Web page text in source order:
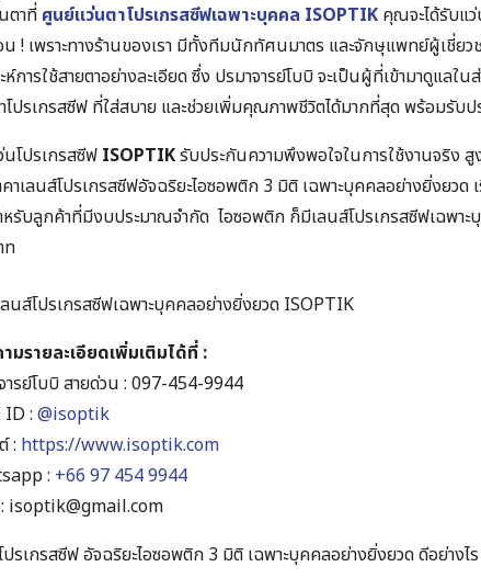
ตาที่ ศูนย์แว่นตาโปรเกรสซีฟเฉพาะบุคคล ISOPTIK คุณจะได้รับแ
! เพราะทางร้านของเรา มีทั้งทีมนักทัศนมาตร และจักษุแพทย์ผู้เชี่ย
ะห์การใช้สายตาอย่างละเอียด ซึ่ง ปรมาจารย์โบบิ จะเป็นผู้ที่เข้ามาดูแล
โปรเกรสซีฟ ที่ใส่สบาย และช่วยเพิ่มคุณภาพชีวิตได้มากที่สุด พร้อมรับ
นโปรเกรสซีฟ ISOPTIKรับประกันความพึงพอใจในการใช้งานจริง สู
คาเลนส์โปรเกรสซีฟอัจฉริยะไอซอพติก 3 มิติ เฉพาะบุคคลอย่างยิ่งยวด
หรับลูกค้าที่มีงบประมาณจำกัด ไอซอพติก ก็มีเลนส์โปรเกรสซีฟเฉพาะ
ท
นส์โปรเกรสซีฟเฉพาะบุคคลอย่างยิ่งยวด ISOPTIK
มรายละเอียดเพิ่มเติมได้ที่ :
ารย์โบบิ สายด่วน : 097-454-9944
ID : @isoptik
: https://www.isoptik.com
: +66 97 454 9944
isoptik@gmail.com
ปรเกรสซีฟ อัจฉริยะไอซอพติก 3 มิติ เฉพาะบุคคลอย่างยิ่งยวด ดีอย่างไร